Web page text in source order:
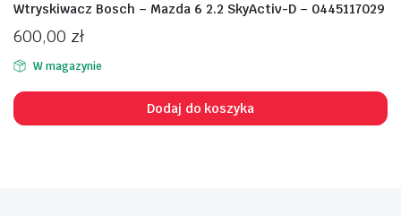
Wtryskiwacz Bosch – Mazda 6 2.2 SkyActiv-D – 0445117029
600,00 zł
W magazynie
Dodaj do koszyka